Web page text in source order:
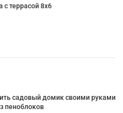
террасой 8х6
садовый домик своими руками
пеноблоков